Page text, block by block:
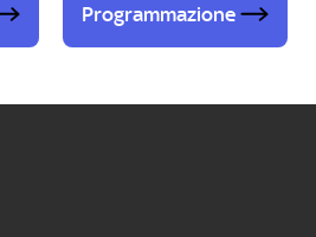
Programmazione